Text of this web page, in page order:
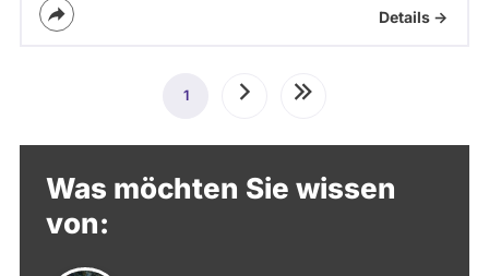
Details ->
Seitennummerierung
Aktuelle
1 NächsteLetzte
Was möchten Sie wissen
von: